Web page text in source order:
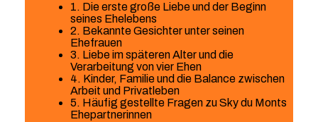
1. Die erste große Liebe und der Beginn
seines Ehelebens
2. Bekannte Gesichter unter seinen
Ehefrauen
3. Liebe im späteren Alter und die
Verarbeitung von vier Ehen
4. Kinder, Familie und die Balance zwischen
Arbeit und Privatleben
5. Häufig gestellte Fragen zu Sky du Monts
Ehepartnerinnen